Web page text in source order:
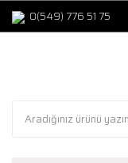
0(549) 776 51 75